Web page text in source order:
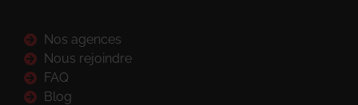
Nos agences
Nous rejoindre
FAQ
Blog